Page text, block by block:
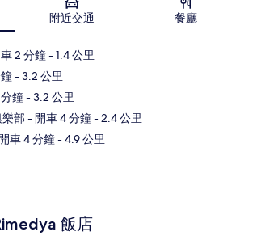
地圖
附近交通 餐廳
2 分鐘- 1.4 公里
- 3.2 公里
鐘- 3.2 公里
部- 開車 4 分鐘- 2.4 公里
車 4 分鐘- 4.9 公里
飯店